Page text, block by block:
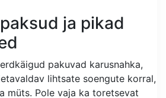
ja pikad
pakuvad karusnahka,
lihtsate soengute korral,
müts. Pole vaja ka toretsevat